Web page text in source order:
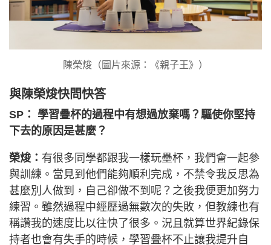
陳榮焌（圖片來源：《親子王》）
與陳榮焌快問快答
SP： 學習疊杯的過程中有想過放棄嗎？驅使你堅持
下去的原因是甚麼？
榮焌： 有很多同學都跟我一樣玩壘杯，我們會一起參
與訓練。當見到他們能夠順利完成，不禁令我反思為
甚麼別人做到，自己卻做不到呢？之後我便更加努力
練習。雖然過程中經歷過無數次的失敗，但教練也有
稱讚我的速度比以往快了很多。況且就算世界紀錄保
持者也會有失手的時候，學習疊杯不止讓我提升自